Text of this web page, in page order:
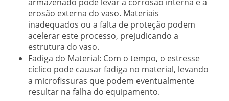
erosão externa do vaso. Materiais
inadequados ou a falta de proteção podem
acelerar este processo, prejudicando a
estrutura do vaso.
Fadiga do Material: Com o tempo, o estresse
cíclico pode causar fadiga no material, levando
a microfissuras que podem eventualmente
resultar na falha do equipamento.